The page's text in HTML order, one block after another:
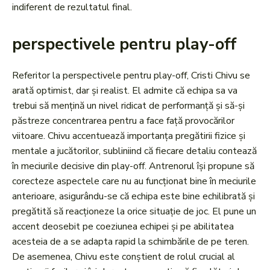
indiferent de rezultatul final.
perspectivele pentru play-off
Referitor la perspectivele pentru play-off, Cristi Chivu se
arată optimist, dar și realist. El admite că echipa sa va
trebui să mențină un nivel ridicat de performanță și să-și
păstreze concentrarea pentru a face față provocărilor
viitoare. Chivu accentuează importanța pregătirii fizice și
mentale a jucătorilor, subliniind că fiecare detaliu contează
în meciurile decisive din play-off. Antrenorul își propune să
corecteze aspectele care nu au funcționat bine în meciurile
anterioare, asigurându-se că echipa este bine echilibrată și
pregătită să reacționeze la orice situație de joc. El pune un
accent deosebit pe coeziunea echipei și pe abilitatea
acesteia de a se adapta rapid la schimbările de pe teren.
De asemenea, Chivu este conștient de rolul crucial al